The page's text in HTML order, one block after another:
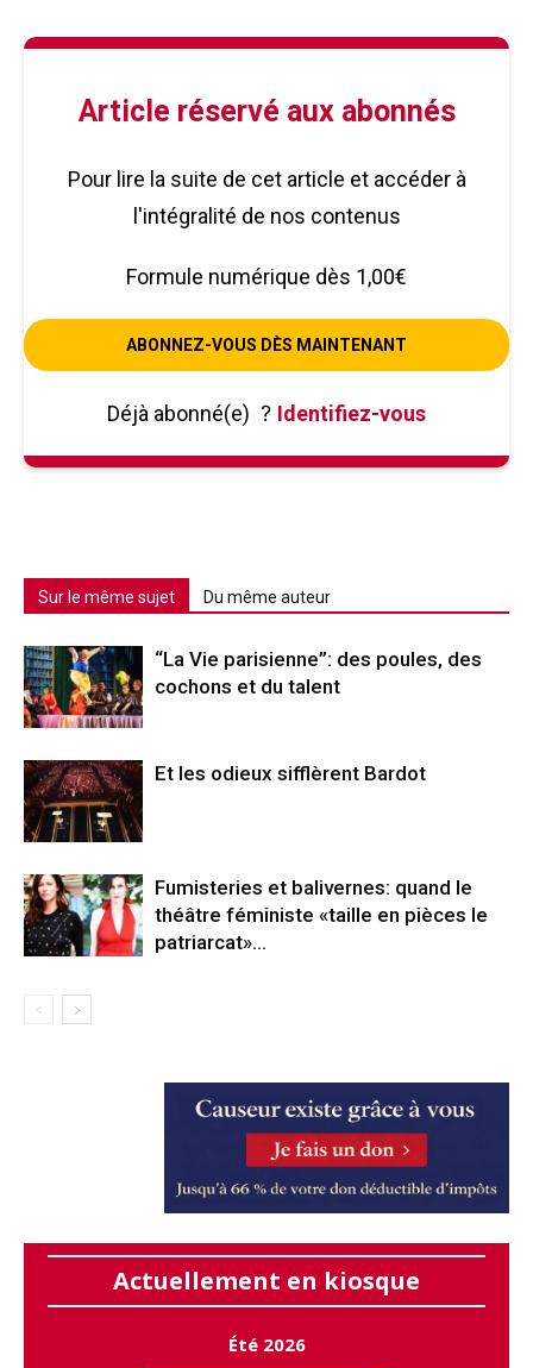
Article réservé aux abonnés
Pour lire la suite de cet article et accéder à
l'intégralité de nos contenus
Formule numérique dès 1,00€
ABONNEZ-VOUS DÈS MAINTENANT
Déjà abonné(e) ? Identifiez-vous
Sur le même sujet Du même auteur
“La Vie parisienne”: des poules, des
cochons et du talent
Et les odieux sifflèrent Bardot
Fumisteries et balivernes: quand le
théâtre féministe «taille en pièces le
patriarcat»…
Actuellement en kiosque
Été 2026